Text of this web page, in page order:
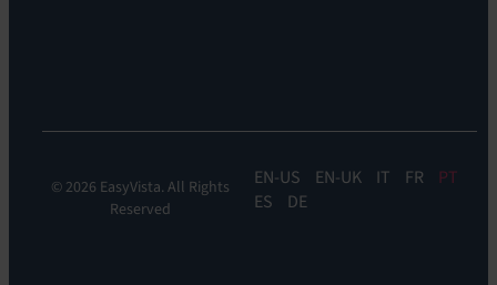
© 2026 EasyVista. All Rights
Reserved
EN EN-UK IT FR
PT
ES
DE